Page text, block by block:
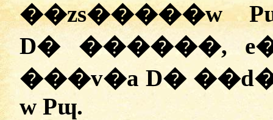
��zs�����w
D� ������,
���v�a D� �
w Pɰ.